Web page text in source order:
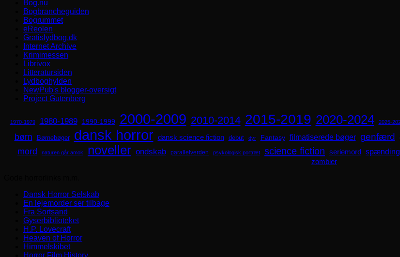
Bog.nu
Bogbrancheguiden
Bogrummet
eReolen
Gratislydbog.dk
Internet Archive
Krimimessen
Librivox
Litteratursiden
Lydboghylden
NewPub's blogger-oversigt
Project Gutenberg
1970-1979 1980-1989 1990-1999 2000-2009 2010-2014 2015-2019 2020-2024 2025-
børn Børnebøger dansk horror dansk science fiction debut dyr Fantasy filmatiserede bøger genfærd
mord naturen går amok noveller ondskab parallelverden psykologisk portræt science fiction seriemord spænding
zombier
Dansk Horror Selskab
En lejemorder ser tilbage
Fra Sortsand
Gyserbiblioteket
H.P. Lovecraft
Heaven of Horror
Himmelskibet